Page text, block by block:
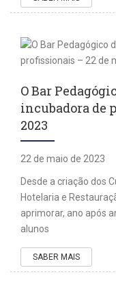
O Bar
incubadora de
2023
22 de maio de 2023
Desde a criação dos
Hotelaria e
aprimorar, ano após
alunos
SABER MAIS